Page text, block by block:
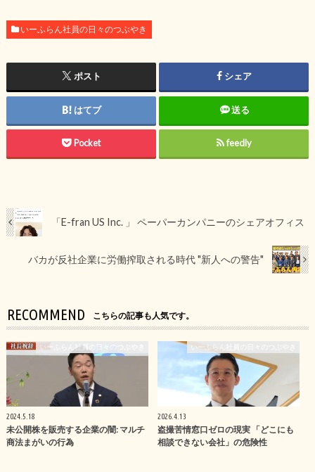
いーふらん社員の日々のつぶやき
ポスト シェア
はてブ 送る
Pocket feedly
「E-fran US Inc. 」 ペーパーカンパニーのシェアオフィス
バカが反社企業に労働搾取される時代 "新人への警告"
RECOMMEND こちらの記事も人気です。
いーふらん社員の日々のつぶやき
2024.5.18
未公開株を販売する企業の闇: マルチ
商法まがいの行為
いーふらん社員の日々のつぶやき
2026.4.13
盗撮苦情窓口ゼロの現実 「どこにも
相談できない会社」の危険性